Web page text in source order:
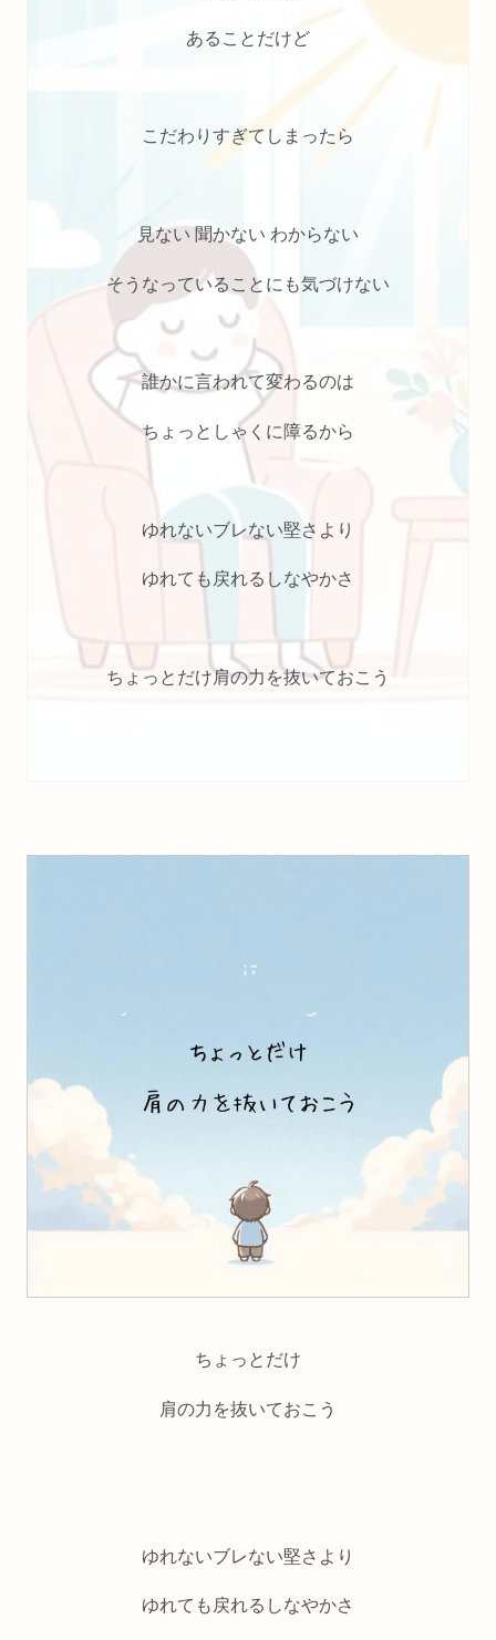
あることだけど
こだわりすぎてしまったら
見ない 聞かない わからない
そうなっていることにも気づけない
誰かに言われて変わるのは
ちょっとしゃくに障るから
ゆれないブレない堅さより
ゆれても戻れるしなやかさ
ちょっとだけ肩の力を抜いておこう
ちょっとだけ
肩の力を抜いておこう
ゆれないブレない堅さより
ゆれても戻れるしなやかさ